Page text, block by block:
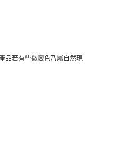
品若有些微變色乃屬自然現